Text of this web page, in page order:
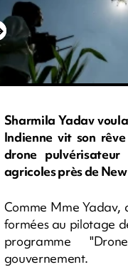
Sharmila Yadav
Indienne vit son
drone
agricoles près de
Comme Mme Yadav,
formées au pilotage
programme
gouvernement.